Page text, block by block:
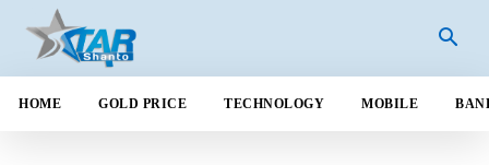
HOME GOLD PRICE TECHNOLOGY MOBILE